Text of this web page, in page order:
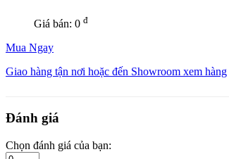
Giá bán: 0 đ
Mua Ngay
Giao hàng tận nơi hoặc đến Showroom xem hàng
Đánh giá
Chọn đánh giá của bạn: